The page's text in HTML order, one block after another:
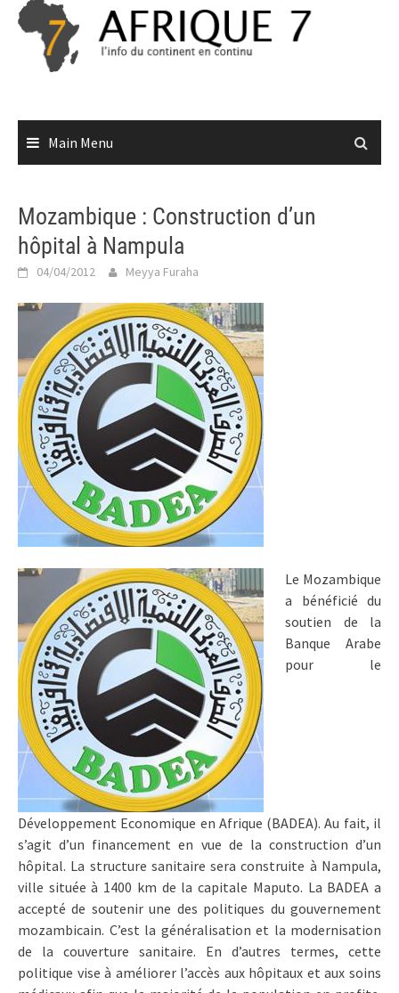
Skip
content
Main Menu
Mozambique : Construction d’un
hôpital à Nampula
04/04/2012 Meyya Furaha
Le Mozambique
a bénéficié du
soutien de la
Banque Arabe
pour le
Développement Economique en Afrique (BADEA). Au fait, il
s’agit d’un financement en vue de la construction d’un
hôpital. La structure sanitaire sera construite à Nampula,
ville située à 1400 km de la capitale Maputo. La BADEA a
accepté de soutenir une des politiques du gouvernement
mozambicain. C’est la généralisation et la modernisation
de la couverture sanitaire. En d’autres termes, cette
politique vise à améliorer l’accès aux hôpitaux et aux soins